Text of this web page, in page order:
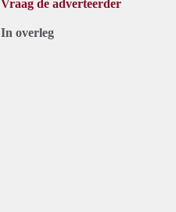
Vraag de adverteerder
In overleg